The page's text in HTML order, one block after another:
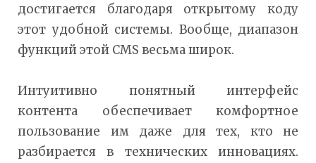
достигается благодаря открытому коду
этот удобной системы. Вообще, диапазон
функций этой CMS весьма широк.
Интуитивно понятный интерфейс
контента обеспечивает комфортное
пользование им даже для тех, кто не
разбирается в технических инновациях.